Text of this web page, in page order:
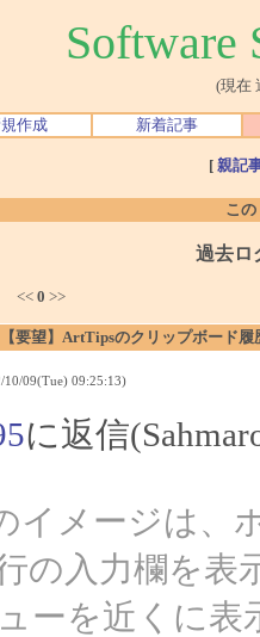
Software
(現在
作成 新着記事
[ 親記
こ
過去ロ
] << 0 >>
要望】ArtTipsのクリップボード
09(Tue) 09:25:13)
に返信
イメージは、
の入力欄を表
ーを近くに